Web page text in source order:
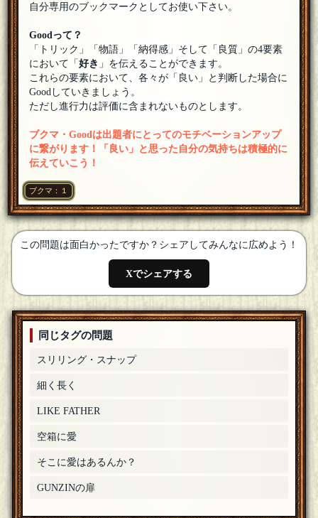
たこまるちさん、すみません、正解が出てしまいまし
07月02日 22:48]
たこまるち
と思ったら終わりですかね？[18年07月02日 22:48]
たこまるち
ちなみにこの問題が初参加となるので、ミスなどあるかもし
だけると幸いです！[18年07月02日 22:47]
たこまるち
参加します。
3000才
甘木さん、お久しぶりです 歓迎します[18年07月02日 22:46]
3000才
ボタンさん、歓迎します[18年07月02日 22:45]
[☆スタンプ絵師]
どもー！参加します！
[18年07月02日 22:45]
ボタン
参加しま～す。[18年07月02日 22:45]
ささかまさん、歓迎します
ささかま
3000才
日向夏さん よろしくお願いいたします。
こんばんは。よろしくお願いします。
3000才
自分専用のブックマークとしてお使い下さい。
Goodって？
「トリック」「物語」「納得感」そして「良質」の4要素
において「好き 」を伝えることができます。
これらの要素において、各々が「良い」と判断した場合に
Goodしていきましょう。
ただし進行力は評価に含まれないものとします。
ブクマ・Goodは出題者にとってのモチベーションアップ
に繋がります！「良い」と思った自分の気持ちは積極的に
伝えていこう！
ブクマ：１
この問題は面白かったですか？シェアしてみんなに広めよう！
Xでシェアする
同じタグの問題
スリリング・スナップ
細く長く
LIKE FATHER
空箱に愛
そこに愛はあるんか？
GUNZINの扉